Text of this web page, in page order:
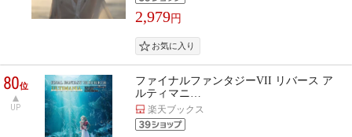
2,979円
80位
UP
ファイナルファンタジーVII リバース ア
ルティマニ…
楽天ブックス